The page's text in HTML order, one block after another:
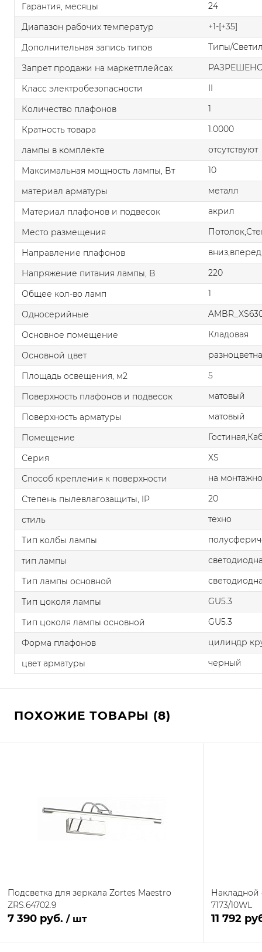
Гарантия, месяцы
24
Диапазон рабочих температур
+1-[+35]
Дополнительная запись типов
Типы/
Запрет продажи на маркетплейсах
Класс электробезопасности
II
Количество плафонов
1
Кратность товара
1.0000
лампы в комплекте
отсутствуют
Максимальная мощность лампы, Вт
10
материал арматуры
металл
Материал плафонов и подвесок
акрил
Место размещения
Направление плафонов
вниз,вперед
Напряжение питания лампы, В
220
Общее кол-во ламп
1
Односерийные
Основное помещение
Кладовая
Основной цвет
Площадь освещения, м2
5
Поверхность плафонов и подвесок
матовый
Поверхность арматуры
матовый
Помещение
Серия
XS
Способ крепления к поверхности
на
Степень пылевлагозащиты, IP
20
стиль
техно
Тип колбы лампы
тип лампы
Тип лампы основной
Тип цоколя лампы
GU5.3
Тип цоколя лампы основной
GU5.3
Форма плафонов
цилиндр
цвет арматуры
черный
ПОХОЖИЕ ТОВАРЫ (8)
Подсветка для зеркала Zortes Maestro
ZRS.64702.9
7 390 руб. / шт
Накладной
7173/10WL
11 792